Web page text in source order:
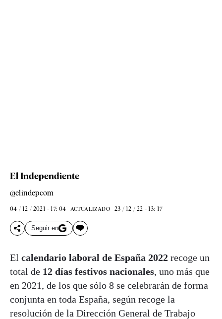
El Independiente
@elindepcom
04 / 12 / 2021 - 17: 04 ACTUALIZADO 23 / 12 / 22 - 13: 17
Seguir en
El calendario laboral de España 2022 recoge un
total de 12 días festivos nacionales, uno más que
en 2021, de los que sólo 8 se celebrarán de forma
conjunta en toda España, según recoge la
resolución de la Dirección General de Trabajo